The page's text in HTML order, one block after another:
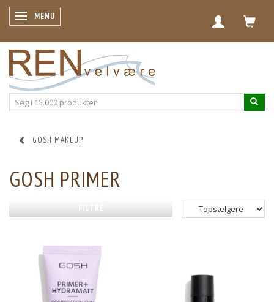
SKIFTE NAVIGATION
MENU
GOSH MAKEUP
GOSH PRIMER
FILTRE